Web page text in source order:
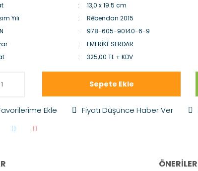
13,0 x 19.5 cm
Yılı
Rêbendan 2015
978-605-90140-6-9
EMERÎKÊ SERDAR
325,00 TL + KDV
Sepete Ekle
Fiyatı Düşünce Haber Ver